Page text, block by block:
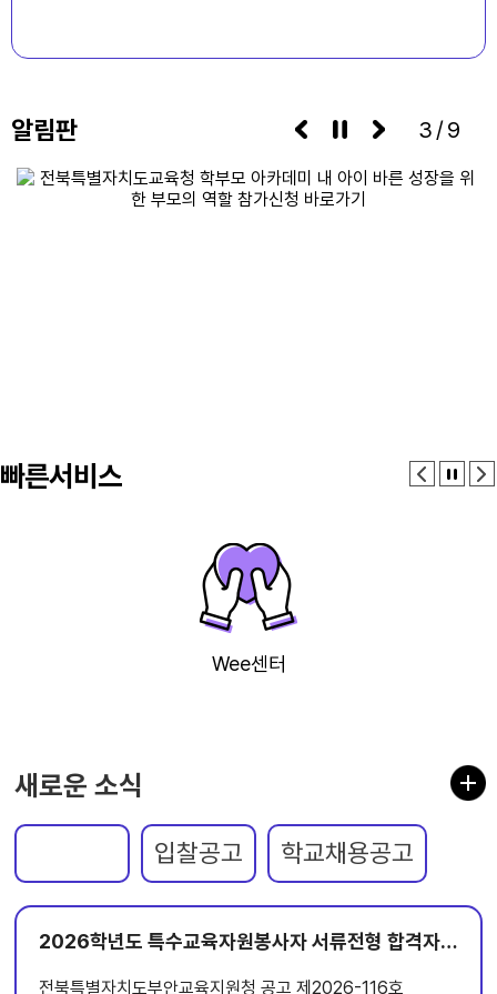
알림판 3/9
빠른서비스
Wee센터
새로운 소식
입찰공고 학교채용공고
2026학년도 특수교육자원봉사자 서류전형 합격자 결정 및 면접시험 시행계획 공고
전북특별자치도부안교육지원청 공고 제2026-116호